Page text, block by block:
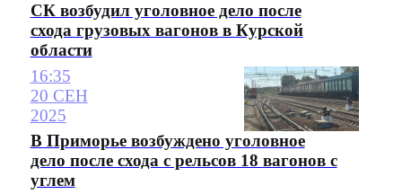
СК возбудил уголовное дело после
схода грузовых вагонов в Курской
области
16:35
20 СЕН
2025
В Приморье возбуждено уголовное
дело после схода с рельсов 18 вагонов с
углем